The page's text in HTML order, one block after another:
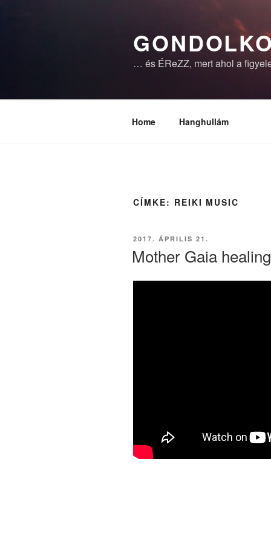
… és ÉReZZ, mert ahol a
Home Hanghullám
CÍMKE: REIKI MUSIC
BEKÜLDVE:
2017. ÁPRILIS 21.
Mother Gaia